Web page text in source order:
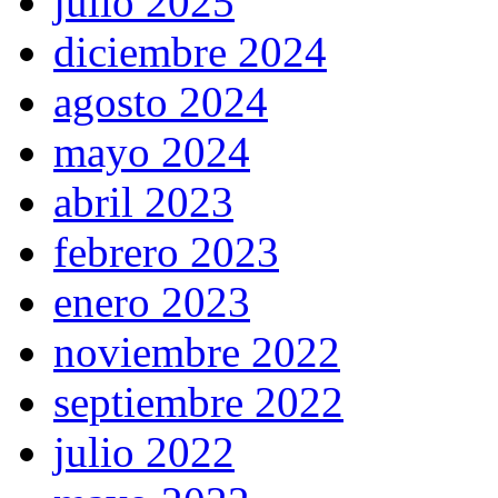
diciembre 2024
agosto 2024
mayo 2024
abril 2023
febrero 2023
enero 2023
noviembre 2022
septiembre 2022
julio 2022